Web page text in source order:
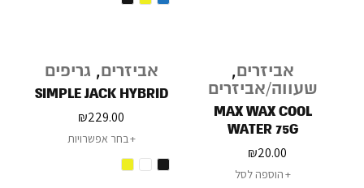
אביזרים,
שעווה/אביזרים
MAX WAX COOL
WATER 75G
₪20.00
הוספה לסל
אביזרים, גריפים
SIMPLE JACK HYBRID
₪229.00
בחר אפשרויות